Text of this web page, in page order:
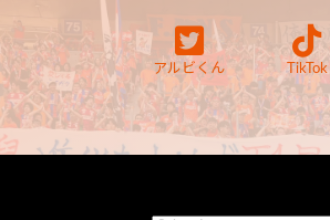
アルビくん TikTok